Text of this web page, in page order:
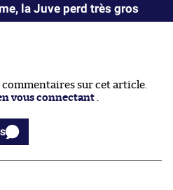
la Juve perd très gros
sur cet article.
vous connectant